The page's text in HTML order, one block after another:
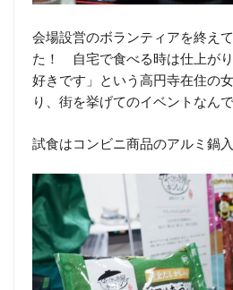
会場設営のボランティアを終え
た！ 自宅で食べる時は仕上が
好きです」という高円寺在住の
り、街を挙げてのイベントなんで
試食はコンビニ商品のアルミ鍋入